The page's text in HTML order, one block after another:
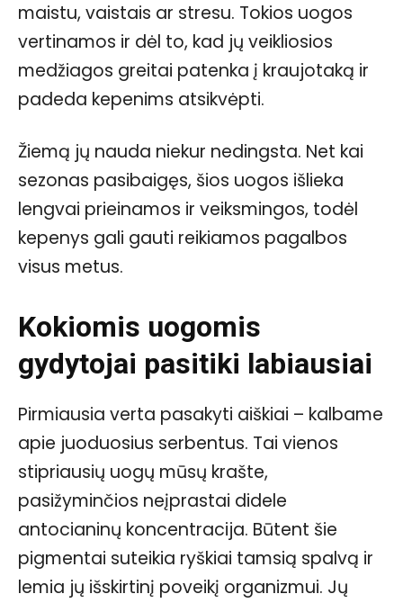
maistu, vaistais ar stresu. Tokios uogos
vertinamos ir dėl to, kad jų veikliosios
medžiagos greitai patenka į kraujotaką ir
padeda kepenims atsikvėpti.
Žiemą jų nauda niekur nedingsta. Net kai
sezonas pasibaigęs, šios uogos išlieka
lengvai prieinamos ir veiksmingos, todėl
kepenys gali gauti reikiamos pagalbos
visus metus.
Kokiomis uogomis
gydytojai pasitiki labiausiai
Pirmiausia verta pasakyti aiškiai – kalbame
apie juoduosius serbentus. Tai vienos
stipriausių uogų mūsų krašte,
pasižyminčios neįprastai didele
antocianinų koncentracija. Būtent šie
pigmentai suteikia ryškiai tamsią spalvą ir
lemia jų išskirtinį poveikį organizmui. Jų